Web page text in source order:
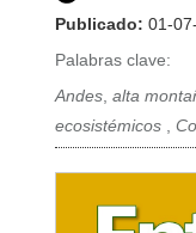
Publicado: 01-
Palabras clave:
Andes,alta
ecosistémicos ,